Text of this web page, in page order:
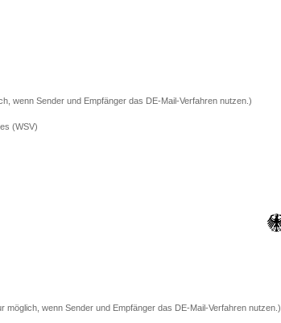
wenn Sender und Empfänger das DE-Mail-Verfahren nutzen.)
(WSV)
möglich, wenn Sender und Empfänger das DE-Mail-Verfahren nutzen.)